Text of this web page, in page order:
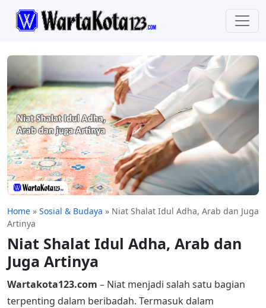
Home » Sosial & Budaya » Niat Shalat Idul Adha, Arab dan Juga
Artinya
Niat Shalat Idul Adha, Arab dan
Juga Artinya
Wartakota123.com – Niat menjadi salah satu bagian
terpenting dalam beribadah. Termasuk dalam